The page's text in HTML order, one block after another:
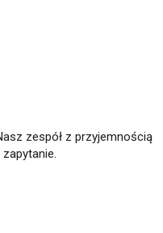
zespół z przyjemnością